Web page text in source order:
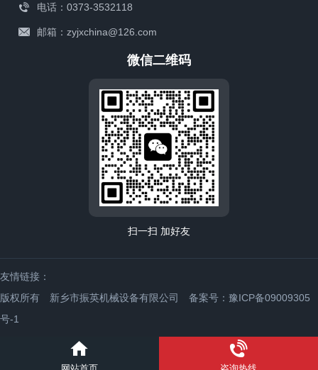
电话：0373-3532118
邮箱：zyjxchina@126.com
微信二维码
扫一扫 加好友
友情链接：
版权所有 新乡市振英机械设备有限公司 备案号：豫ICP备09009305
号-1